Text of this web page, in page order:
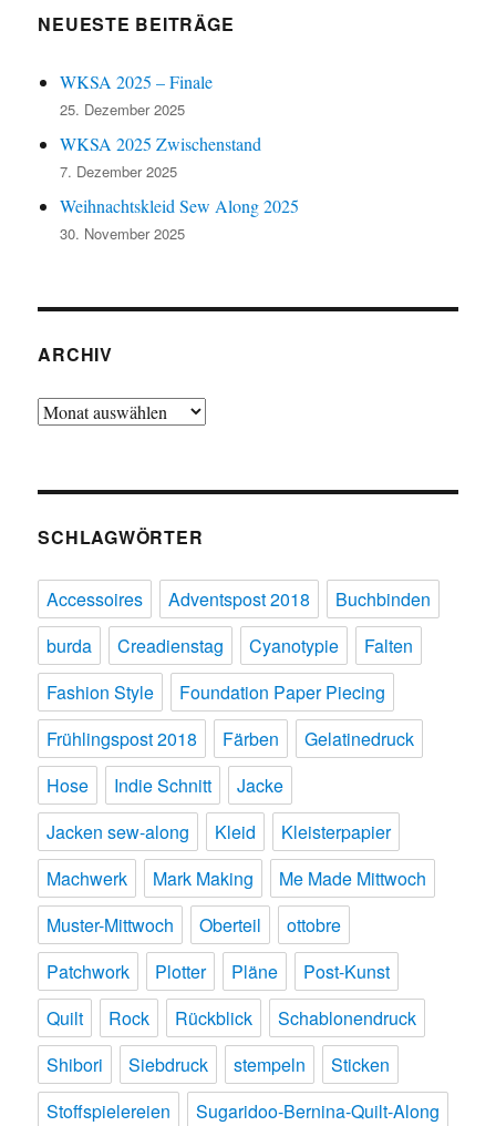
NEUESTE BEITRÄGE
WKSA 2025 – Finale
25. Dezember 2025
WKSA 2025 Zwischenstand
7. Dezember 2025
Weihnachtskleid Sew Along 2025
30. November 2025
ARCHIV
Archiv
SCHLAGWÖRTER
Accessoires Adventspost 2018
Buchbinden
burda
Creadienstag Cyanotypie
Falten
Fashion Style
Foundation Paper Piecing
Frühlingspost 2018
Färben
Gelatinedruck
Hose
Indie Schnitt
Jacke
Jacken sew-along
Kleid
Kleisterpapier
Machwerk
Mark Making
Me Made Mittwoch
Muster-Mittwoch
Oberteil
ottobre
Patchwork
Plotter Pläne
Post-Kunst
Quilt
Rock Rückblick
Schablonendruck
Shibori
Siebdruck stempeln
Sticken
Stoffspielereien
Sugaridoo-Bernina-Quilt-Along